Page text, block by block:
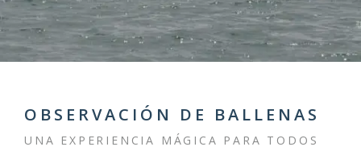
OBSERVACIÓN DE BALLENAS
UNA EXPERIENCIA MÁGICA PARA TODOS